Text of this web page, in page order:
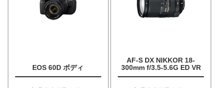
EOS 60D ボディ
AF-S DX NIKKOR 18-
300mm f/3.5-5.6G ED VR